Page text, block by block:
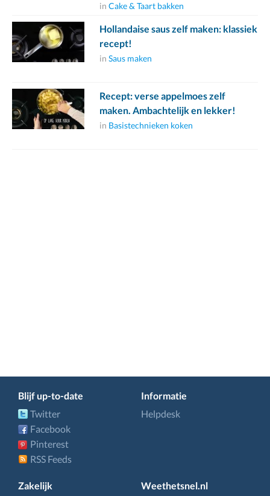
in Cake & Taart bakken
Hollandaise saus zelf maken: klassiek
recept!
in Saus maken
Recept: verse appelmoes zelf
maken. Ambachtelijk en lekker!
in Basistechnieken koken
Blijf up-to-date
Twitter
Facebook
Pinterest
RSS Feeds
Informatie
Helpdesk
Zakelijk Weethetsnel.nl